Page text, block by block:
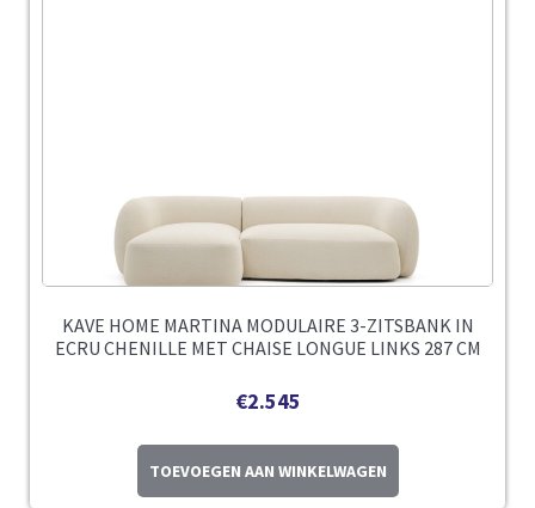
KAVE HOME MARTINA MODULAIRE 3-ZITSBANK IN
ECRU CHENILLE MET CHAISE LONGUE LINKS 287 CM
€2.545
TOEVOEGEN AAN WINKELWAGEN